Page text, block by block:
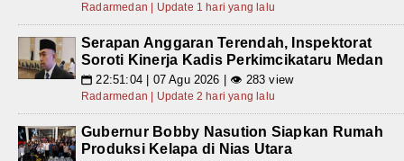
Radarmedan | Update 1 hari yang lalu
Serapan Anggaran Terendah, Inspektorat
Soroti Kinerja Kadis Perkimcikataru Medan
📅 22:51:04 | 07 Agu 2026 | 👁 283 view
Radarmedan | Update 2 hari yang lalu
Gubernur Bobby Nasution Siapkan Rumah
Produksi Kelapa di Nias Utara